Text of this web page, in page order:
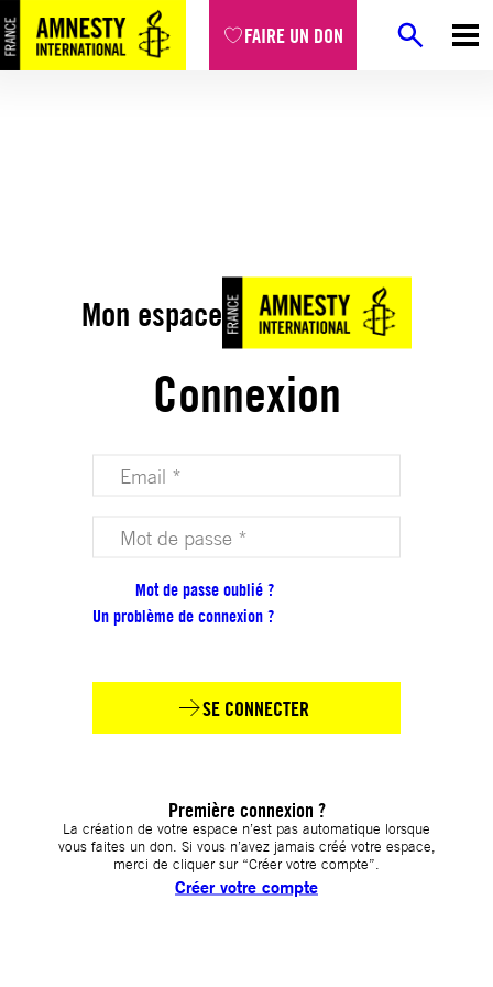
FAIRE UN DON
Mon espace
Connexion
Votre adresse email (obligatoire)
Votre mot de passe (obligatoire)
Mot de passe oublié ?
Un problème de connexion ?
SE CONNECTER
Première connexion ?
La création de votre espace n’est pas automatique lorsque
vous faites un don. Si vous n’avez jamais créé votre espace,
merci de cliquer sur “Créer votre compte”.
Créer votre compte